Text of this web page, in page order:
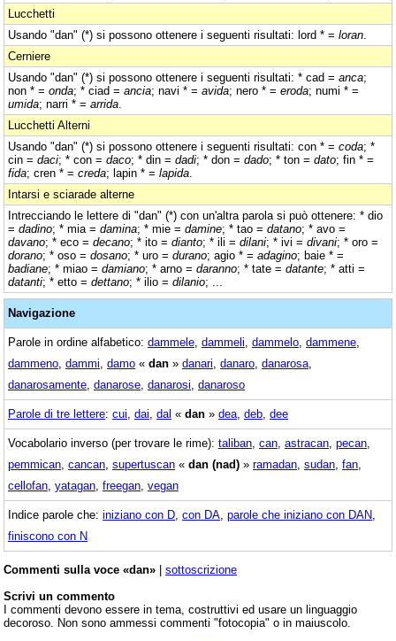
Lucchetti
Usando "dan" (*) si possono ottenere i seguenti risultati: lord * = loran
Cerniere
Usando "dan" (*) si possono ottenere i seguenti risultati: * cad = anca;
non * = onda; * ciad = ancia; navi * = avida; nero * = eroda; numi * =
umida; narri * = arrida
Lucchetti Alterni
Usando "dan" (*) si possono ottenere i seguenti risultati: con * = coda; *
cin = daci; * con = daco; * din = dadi; * don = dado; * ton = dato; fin * =
fida; cren * = creda; lapin * = lapida
Intarsi e sciarade alterne
Intrecciando le lettere di "dan" (*) con un'altra parola si può ottenere: * dio
= dadino; * mia = damina; * mie = damine; * tao = datano; * avo =
davano; * eco = decano; * ito = dianto; * ili = dilani; * ivi = divani; * oro =
dorano; * oso = dosano; * uro = durano; agio * = adagino; baie * =
badiane; * miao = damiano; * arno = daranno; * tate = datante; * atti =
datanti; * etto = dettano; * ilio = dilanio; ...
Navigazione
Parole in ordine alfabetico: dammele dammeli dammelo dammene
dammeno dammi damo « dan » danari danaro danarosa
danarosamente danarose danarosi danaroso
Parole di tre lettere: cui dai dal « dan » dea deb dee
Vocabolario inverso (per trovare le rime): taliban can astracan pecan
pemmican cancan supertuscan « dan (nad) » ramadan sudan fan
cellofan yatagan freegan vegan
Indice parole che: iniziano con D con DA parole che iniziano con DAN
finiscono con N
Commenti sulla voce «dan» | sottoscrizione
Scrivi un commento
I commenti devono essere in tema, costruttivi ed usare un linguaggio
decoroso. Non sono ammessi commenti "fotocopia" o in maiuscolo.